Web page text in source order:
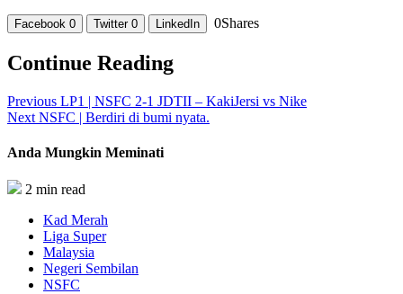
Facebook 0 Twitter 0 LinkedIn 0Shares
Continue Reading
Previous LP1 | NSFC 2-1 JDTII – KakiJersi vs Nike
Next NSFC | Berdiri di bumi nyata.
Anda Mungkin Meminati
2 min read
Kad Merah
Liga Super
Malaysia
Negeri Sembilan
NSFC